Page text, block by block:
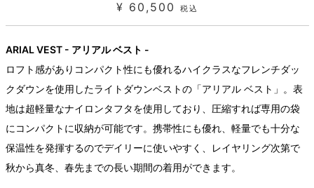
¥ 60,500 税込
ARIAL VEST - アリアル ベスト -
ロフト感がありコンパクト性にも優れるハイクラスなフレンチダッ
クダウンを使用したライトダウンベストの「アリアル ベスト」。表
地は超軽量なナイロンタフタを使用しており、圧縮すれば専用の袋
にコンパクトに収納が可能です。携帯性にも優れ、軽量でも十分な
保温性を発揮するのでデイリーに使いやすく、レイヤリング次第で
秋から真冬、春先までの長い期間の着用ができます。